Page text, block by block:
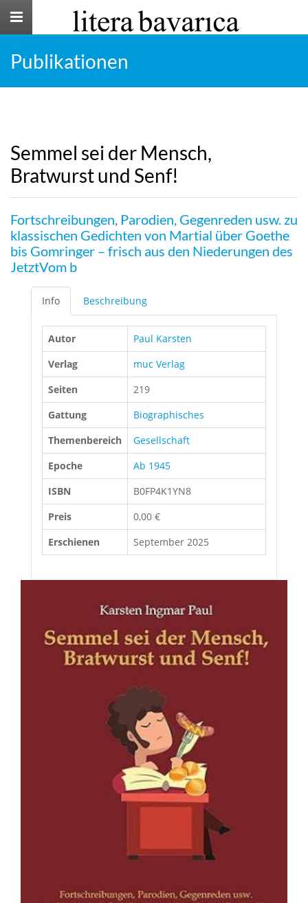
Toggle
Publikationen
Semmel sei der Mensch,
Bratwurst und Senf!
Fortschreibungen, Parodien, Gegenreden usw. zu
klassischen Gedichten von Martial über Goethe
bis Gomringer – frisch aus den Niederungen des
JetztVom b
Info Beschreibung
Autor
Paul Karsten
Verlag
muc Verlag
Seiten
219
Gattung
Biographisches
Themenbereich
Gesellschaft
Epoche
Ab 1945
ISBN
B0FP4K1YN8
Preis
0,00 €
Erschienen
September 2025